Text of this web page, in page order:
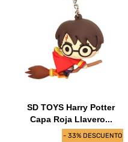
- 33% DESCUENTO
SD TOYS Harry Potter
Capa Roja Llavero...